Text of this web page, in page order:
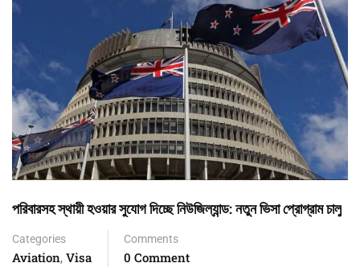
পরিবারসহ স্থায়ী হওয়ার সুযোগ দিচ্ছে নিউজিল্যান্ড: নতুন ভিসা প্রোগ্রাম চালু
Categories
Aviation, Visa
Comments
0 Comment